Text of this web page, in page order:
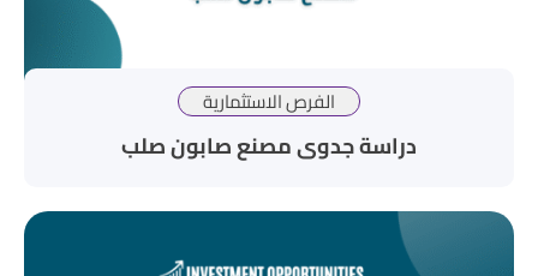
الفرص الاستثمارية
دراسة جدوى مصنع صابون صلب